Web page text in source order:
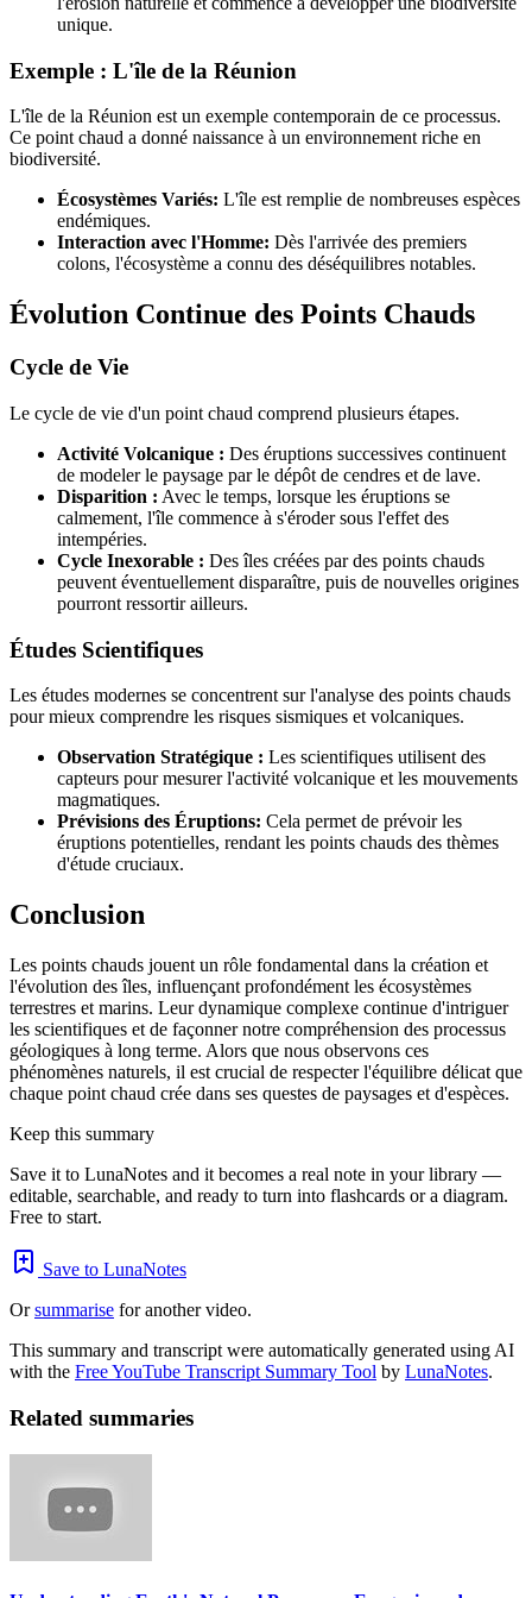
unique.
Exemple : L'île de la Réunion
L'île de la Réunion est un exemple contemporain de ce processus.
Ce point chaud a donné naissance à un environnement riche en
biodiversité.
Écosystèmes Variés: L'île est remplie de nombreuses espèces
endémiques.
Interaction avec l'Homme: Dès l'arrivée des premiers
colons, l'écosystème a connu des déséquilibres notables.
Évolution Continue des Points Chauds
Cycle de Vie
Le cycle de vie d'un point chaud comprend plusieurs étapes.
Activité Volcanique : Des éruptions successives continuent
de modeler le paysage par le dépôt de cendres et de lave.
Disparition : Avec le temps, lorsque les éruptions se
calmement, l'île commence à s'éroder sous l'effet des
intempéries.
Cycle Inexorable : Des îles créées par des points chauds
peuvent éventuellement disparaître, puis de nouvelles origines
pourront ressortir ailleurs.
Études Scientifiques
Les études modernes se concentrent sur l'analyse des points chauds
pour mieux comprendre les risques sismiques et volcaniques.
Observation Stratégique : Les scientifiques utilisent des
capteurs pour mesurer l'activité volcanique et les mouvements
magmatiques.
Prévisions des Éruptions: Cela permet de prévoir les
éruptions potentielles, rendant les points chauds des thèmes
d'étude cruciaux.
Conclusion
Les points chauds jouent un rôle fondamental dans la création et
l'évolution des îles, influençant profondément les écosystèmes
terrestres et marins. Leur dynamique complexe continue d'intriguer
les scientifiques et de façonner notre compréhension des processus
géologiques à long terme. Alors que nous observons ces
phénomènes naturels, il est crucial de respecter l'équilibre délicat que
chaque point chaud crée dans ses questes de paysages et d'espèces.
Keep this summary
Save it to LunaNotes and it becomes a real note in your library —
editable, searchable, and ready to turn into flashcards or a diagram.
Free to start.
Save to LunaNotes
Orsummarise for another video.
This summary and transcript were automatically generated using AI
with the Free YouTube Transcript Summary Tool by LunaNotes.
Related summaries